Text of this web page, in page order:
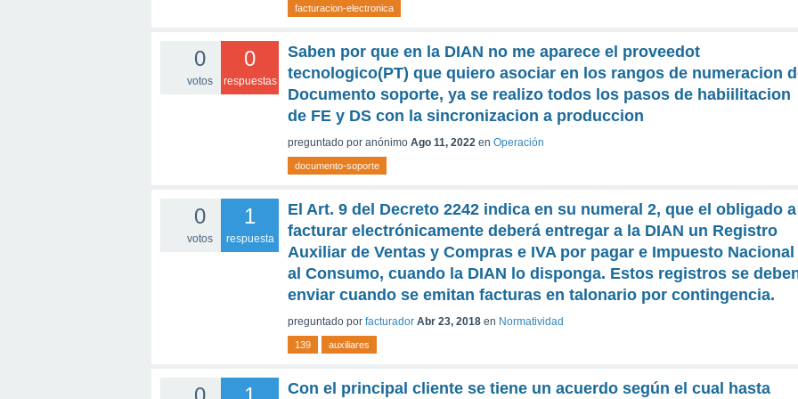
facturacion-electronica
0
votos
0
respuestas
Saben por que en la DIAN no me aparece el proveedot
tecnologico(PT) que quiero asociar en los rangos de numeracion
Documento soporte, ya se realizo todos los pasos de habiilitacion
de FE y DS con la sincronizacion a produccion
preguntado por anónimo Ago 11, 2022 en Operación
documento-soporte
0
votos
1
respuesta
El Art. 9 del Decreto 2242 indica en su numeral 2, que el obligado a
facturar electrónicamente deberá entregar a la DIAN un Registro
Auxiliar de Ventas y Compras e IVA por pagar e Impuesto Nacional
al Consumo, cuando la DIAN lo disponga. Estos registros se
enviar cuando se emitan facturas en talonario por contingencia.
preguntado por facturador Abr 23, 2018 en Normatividad
139 auxiliares
Con el principal cliente se tiene un acuerdo según el cual hasta